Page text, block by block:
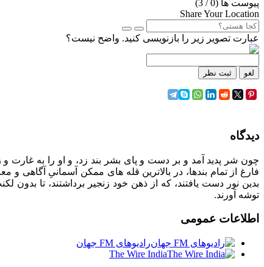
پیوست ها (0
/ 3)
Share Your Location
عبارت تصویر زیر را بازنویسی کنید. واضح نیست؟
لغو ثبت نظر
دیدگاه
چون شر پدید آمد و بر دست و پای بشر بند زد، و او را به غارت و
فارغ از تمام بندها، در بالاترین قله های ممکن آسمانیِ آگاهی
بدین نور دست یافتند، که از ذهن خود زنجیر برداشتند، تا
توشه آورند.
اطلاعات عمومی
رادیوهای FM جهان
The Wire India